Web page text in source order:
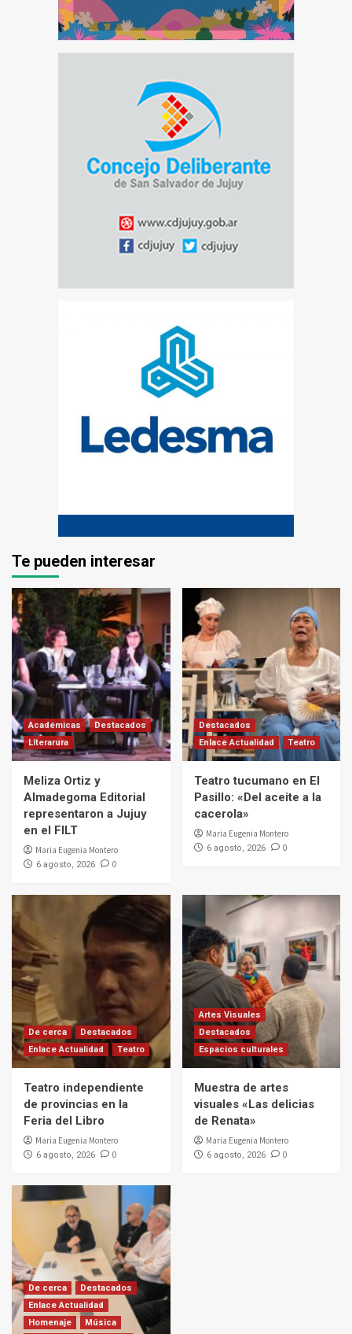
Te pueden interesar
Académicas
Destacados
Literarura
Meliza Ortiz y
Almadegoma Editorial
representaron a Jujuy
en el FILT
Maria Eugenia Montero
6 agosto, 2026 0
Destacados
Enlace Actualidad
Teatro
Teatro tucumano en El
Pasillo: «Del aceite a la
cacerola»
Maria Eugenia Montero
6 agosto, 2026 0
De cerca
Destacados
Enlace Actualidad
Teatro
Teatro independiente
de provincias en la
Feria del Libro
Maria Eugenia Montero
6 agosto, 2026 0
Artes Visuales
Destacados
Espacios culturales
Muestra de artes
visuales «Las delicias
de Renata»
Maria Eugenia Montero
6 agosto, 2026 0
De cerca
Destacados
Enlace Actualidad
Homenaje
Música